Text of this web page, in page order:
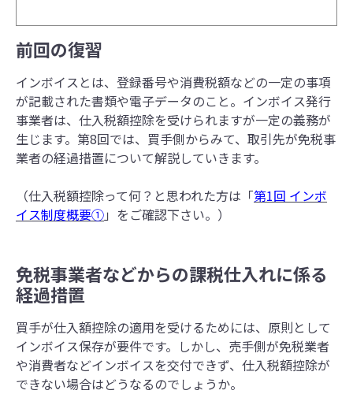
前回の復習
インボイスとは、登録番号や消費税額などの一定の事項
が記載された書類や電子データのこと。インボイス発行
事業者は、仕入税額控除を受けられますが一定の義務が
生じます。第8回では、買手側からみて、取引先が免税事
業者の経過措置について解説していきます。
（仕入税額控除って何？と思われた方は「第1回 インボ
イス制度概要①」をご確認下さい。）
免税事業者などからの課税仕入れに係る
経過措置
買手が仕入額控除の適用を受けるためには、原則として
インボイス保存が要件です。しかし、売手側が免税業者
や消費者などインボイスを交付できず、仕入税額控除が
できない場合はどうなるのでしょうか。